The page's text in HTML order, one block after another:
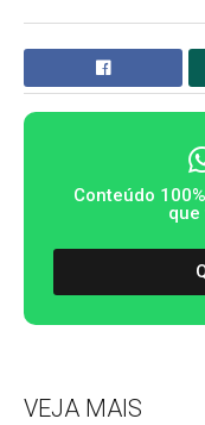
Conteúdo
que
VEJA MAIS